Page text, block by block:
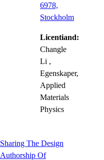
6978,
Stockholm
Licentiand:
Changle
Li ,
Egenskaper,
Applied
Materials
Physics
Sharing The Design
Authorship Of